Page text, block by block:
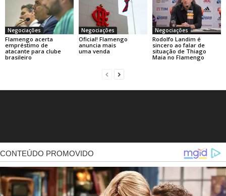
Negociações
Flamengo acerta
empréstimo de
atacante para clube
brasileiro
Negociações
Oficial! Flamengo
anuncia mais
uma venda
Negociações
Rodolfo Landim é
sincero ao falar de
situação de Thiago
Maia no Flamengo